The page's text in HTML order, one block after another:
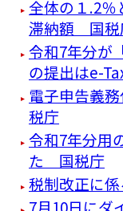
全体の１.2％
滞納額 国税
令和7年分が
の提出はe-
電子申告義
税庁
令和7年分用
た 国税庁
税制改正に
7月10日にダ